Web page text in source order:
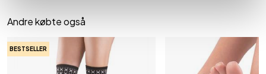
Andre købte også
BESTSELLER